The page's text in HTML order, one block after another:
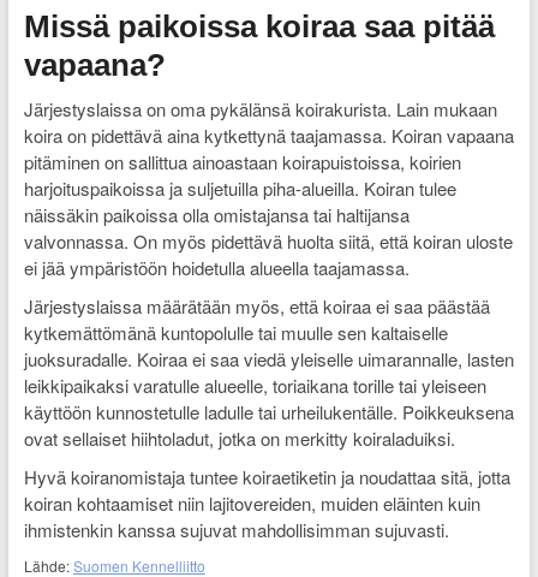
Missä paikoissa koiraa saa pitää
vapaana?
Järjestyslaissa on oma pykälänsä koirakurista. Lain mukaan
koira on pidettävä aina kytkettynä taajamassa. Koiran vapaana
pitäminen on sallittua ainoastaan koirapuistoissa, koirien
harjoituspaikoissa ja suljetuilla piha-alueilla. Koiran tulee
näissäkin paikoissa olla omistajansa tai haltijansa
valvonnassa. On myös pidettävä huolta siitä, että koiran uloste
ei jää ympäristöön hoidetulla alueella taajamassa.
Järjestyslaissa määrätään myös, että koiraa ei saa päästää
kytkemättömänä kuntopolulle tai muulle sen kaltaiselle
juoksuradalle. Koiraa ei saa viedä yleiselle uimarannalle, lasten
leikkipaikaksi varatulle alueelle, toriaikana torille tai yleiseen
käyttöön kunnostetulle ladulle tai urheilukentälle. Poikkeuksena
ovat sellaiset hiihtoladut, jotka on merkitty koiraladuiksi.
Hyvä koiranomistaja tuntee koiraetiketin ja noudattaa sitä, jotta
koiran kohtaamiset niin lajitovereiden, muiden eläinten kuin
ihmistenkin kanssa sujuvat mahdollisimman sujuvasti.
Lähde:Suomen Kennelliitto